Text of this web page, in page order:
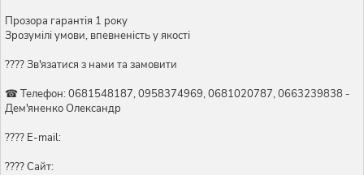
Прозора гарантія 1 року
Зрозумілі умови, впевненість у якості
???? Зв'язатися з нами та замовити
☎ Телефон: 0681548187, 0958374969, 0681020787, 0663239838 -
Дем'яненко Олександр
???? E-mail:
???? Сайт: